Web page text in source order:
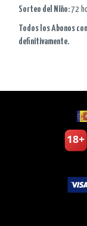
Sorteo del Niño:72
Todos los Abonos
definitivamente.